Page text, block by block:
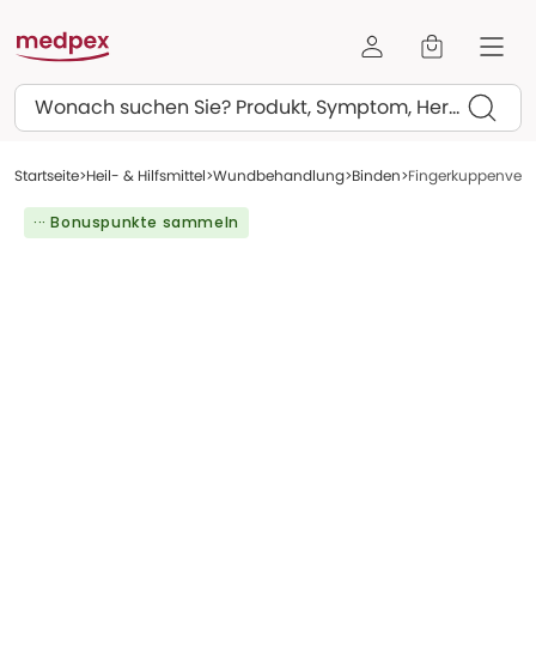
Suchen
Startseite Heil- & Hilfsmittel Wundbehandlung Binden
··· Bonuspunkte sammeln